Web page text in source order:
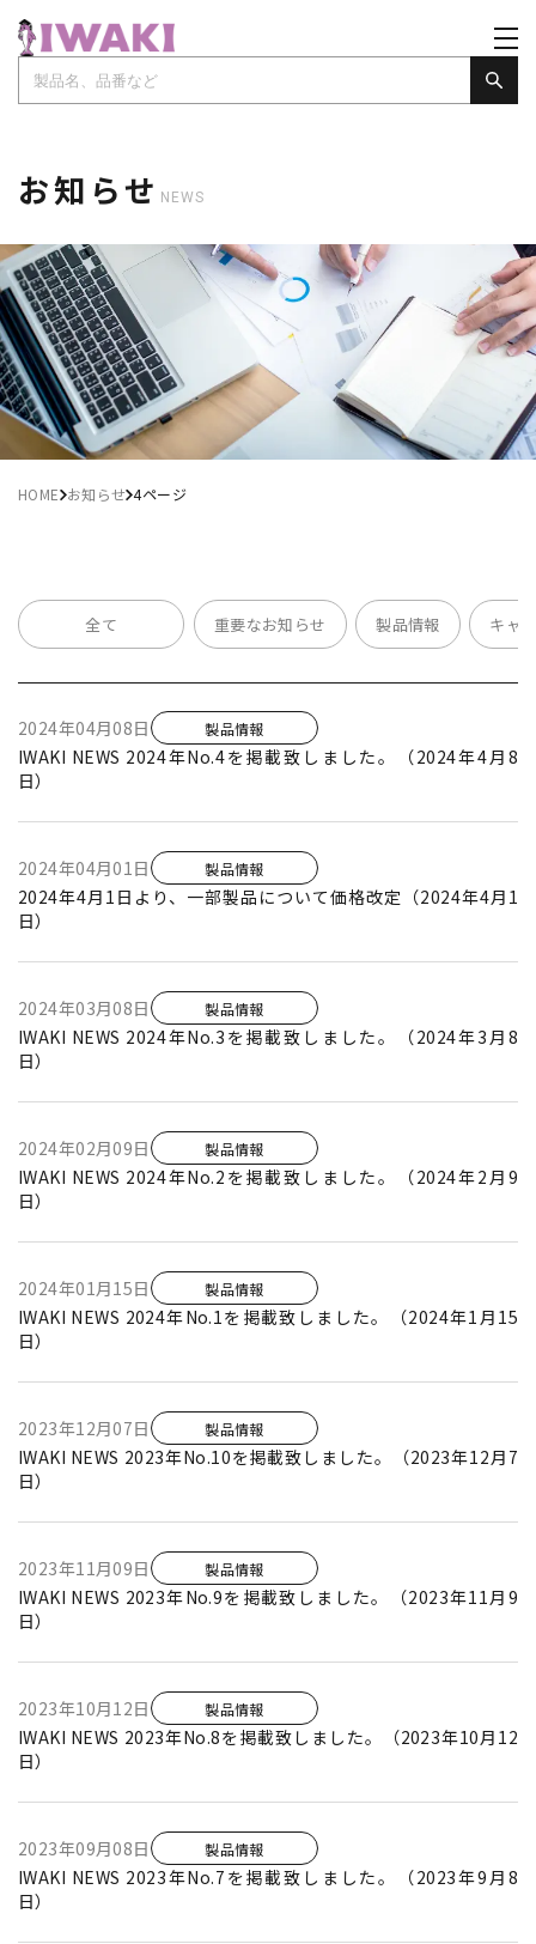
お知らせ NEWS
HOME お知らせ 4ページ
全て 重要なお知らせ 製品情報 キャ
2024年04月08日 製品情報
IWAKI NEWS 2024年No.4を掲載致しました。（2024年4月8
日）
2024年04月01日 製品情報
2024年4月1日より、一部製品について価格改定（2024年4月1
日）
2024年03月08日 製品情報
IWAKI NEWS 2024年No.3を掲載致しました。（2024年3月8
日）
2024年02月09日 製品情報
IWAKI NEWS 2024年No.2を掲載致しました。（2024年2月9
日）
2024年01月15日 製品情報
IWAKI NEWS 2024年No.1を掲載致しました。（2024年1月15
日）
2023年12月07日 製品情報
IWAKI NEWS 2023年No.10を掲載致しました。（2023年12月7
日）
2023年11月09日 製品情報
IWAKI NEWS 2023年No.9を掲載致しました。（2023年11月9
日）
2023年10月12日 製品情報
IWAKI NEWS 2023年No.8を掲載致しました。（2023年10月12
日）
2023年09月08日 製品情報
IWAKI NEWS 2023年No.7を掲載致しました。（2023年9月8
日）